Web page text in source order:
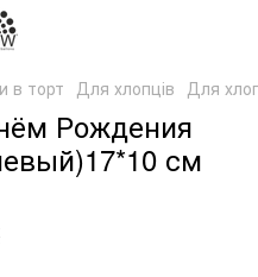
в торт Для хлопців Для
Рождения
см